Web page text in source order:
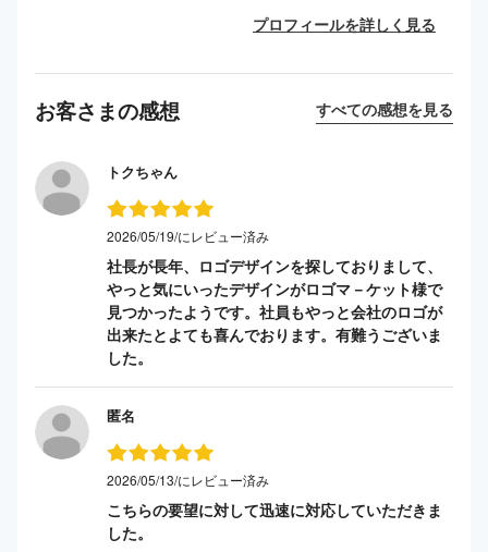
プロフィールを詳しく見る
お客さまの感想 すべての感想を見る
トクちゃん
2026/05/19/にレビュー済み
社長が長年、ロゴデザインを探しておりまして、
やっと気にいったデザインがロゴマ－ケット様で
見つかったようです。社員もやっと会社のロゴが
出来たとよても喜んでおります。有難うございま
した。
匿名
2026/05/13/にレビュー済み
こちらの要望に対して迅速に対応していただきま
した。